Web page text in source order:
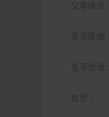
父母状况：
是否吸烟：
是否饮酒：
血型：